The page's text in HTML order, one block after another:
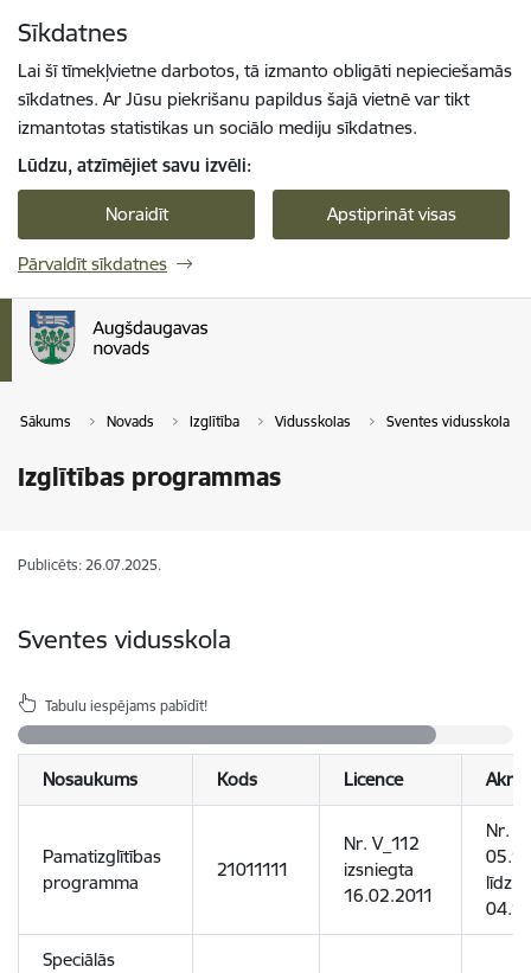
Sīkdatnes
Lai šī tīmekļvietne darbotos, tā izmanto obligāti nepieciešamās
sīkdatnes. Ar Jūsu piekrišanu papildus šajā vietnē var tikt
izmantotas statistikas un sociālo mediju sīkdatnes.
Lūdzu, atzīmējiet savu izvēli:
Noraidīt Apstiprināt visas
Pārvaldīt sīkdatnes
Sākums Novads Izglītība Vidusskolas Sventes vidusskola
Izglītības programmas
Publicēts: 26.07.2025.
Sventes vidusskola
Tabulu iespējams pabīdīt!
Nosaukums Kods Licence
Pamatizglītības
programma
21011111
Nr. V_112
izsniegta
16.02.2011
Nr.
līdz
Speciālās